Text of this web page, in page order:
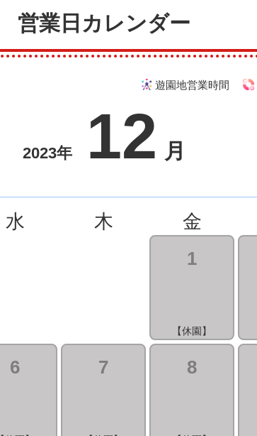
営業日カレンダー
遊園地営業時間
2023年 12 月
水 木 金
1
【休園】
6 7 8